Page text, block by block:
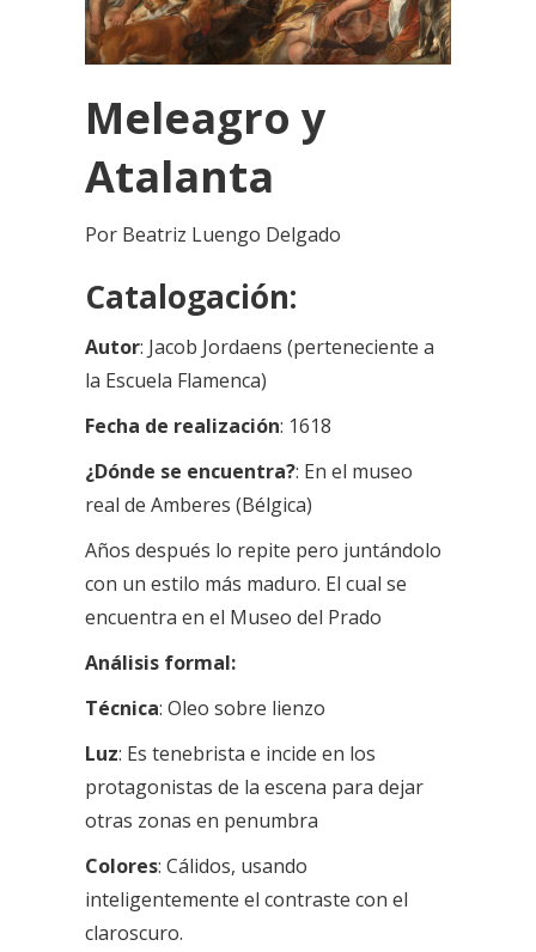
Meleagro y
Atalanta
Por Beatriz Luengo Delgado
Catalogación:
Autor: Jacob Jordaens (perteneciente a
la Escuela Flamenca)
Fecha de realización: 1618
¿Dónde se encuentra?: En el museo
real de Amberes (Bélgica)
Años después lo repite pero juntándolo
con un estilo más maduro. El cual se
encuentra en el Museo del Prado
Análisis formal:
Técnica: Oleo sobre lienzo
Luz: Es tenebrista e incide en los
protagonistas de la escena para dejar
otras zonas en penumbra
Colores: Cálidos, usando
inteligentemente el contraste con el
claroscuro.